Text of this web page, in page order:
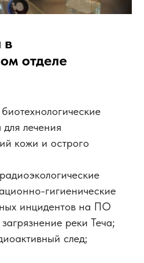
в
отделе
для лечения
кожи и острого
гигиенические
инцидентов на ПО
реки Теча;
след;